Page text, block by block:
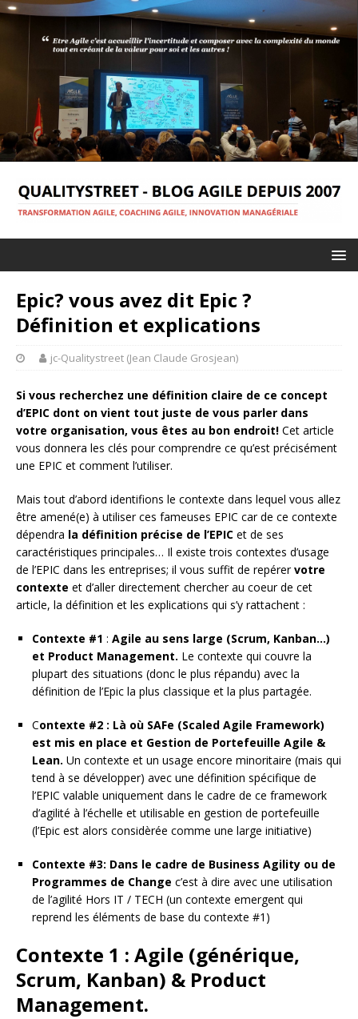
Epic? vous avez dit Epic ?
Définition et explications
jc-Qualitystreet (Jean Claude Grosjean)
Si vous recherchez une définition claire de ce concept
d’EPIC dont on vient tout juste de vous parler dans
votre organisation, vous êtes au bon endroit! Cet article
vous donnera les clés pour comprendre ce qu’est précisément
une EPIC et comment l’utiliser.
Mais tout d’abord identifions le contexte dans lequel vous allez
être amené(e) à utiliser ces fameuses EPIC car de ce contexte
dépendra la définition précise de l’EPIC et de ses
caractéristiques principales… Il existe trois contextes d’usage
de l’EPIC dans les entreprises; il vous suffit de repérervotre
contexte et d’aller directement chercher au coeur de cet
article, la définition et les explications qui s’y rattachent :
Contexte #1 : Agile au sens large (Scrum, Kanban…)
et Product Management. Le contexte qui couvre la
plupart des situations (donc le plus répandu) avec la
définition de l’Epic la plus classique et la plus partagée.
Contexte #2 : Là où SAFe (Scaled Agile Framework)
est mis en place et Gestion de Portefeuille Agile &
Lean. Un contexte et un usage encore minoritaire (mais qui
tend à se développer) avec une définition spécifique de
l’EPIC valable uniquement dans le cadre de ce framework
d’agilité à l’échelle et utilisable en gestion de portefeuille
(l’Epic est alors considèrée comme une large initiative)
Contexte #3: Dans le cadre de Business Agility ou de
Programmes de Change c’est à dire avec une utilisation
de l’agilité Hors IT / TECH (un contexte emergent qui
reprend les éléments de base du contexte #1)
Contexte 1 : Agile (générique,
Scrum, Kanban) & Product
Management.